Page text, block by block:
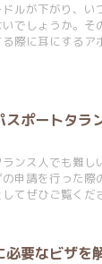
ルが下がり、
でしょうか。
際に耳にするア
スポートタラ
ンス人でも難
申請を行った
てぜひご覧くだ
要なビザを